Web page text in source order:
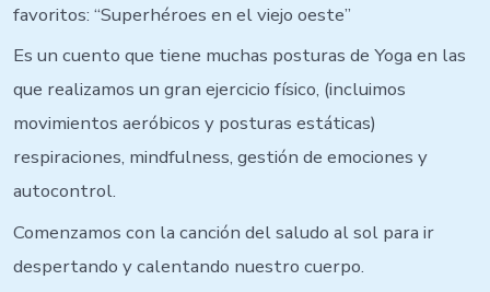
favoritos: “Superhéroes en el viejo oeste”
Es un cuento que tiene muchas posturas de Yoga en las
que realizamos un gran ejercicio físico, (incluimos
movimientos aeróbicos y posturas estáticas)
respiraciones, mindfulness, gestión de emociones y
autocontrol.
Comenzamos con la canción del saludo al sol para ir
despertando y calentando nuestro cuerpo.